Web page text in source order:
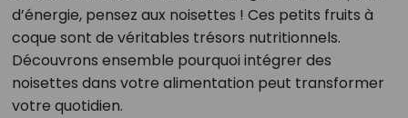
d’énergie, pensez aux noisettes ! Ces petits fruits à
coque sont de véritables trésors nutritionnels.
Découvrons ensemble pourquoi intégrer des
noisettes dans votre alimentation peut transformer
votre quotidien.